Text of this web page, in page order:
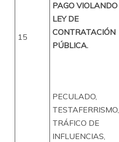
15
PAGO VIOLANDO
LEY DE
CONTRATACIÓN
PÚBLICA.
PECULADO,
TESTAFERRISMO,
TRÁFICO DE
INFLUENCIAS,